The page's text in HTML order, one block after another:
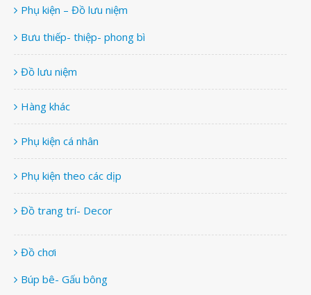
Phụ kiện – Đồ lưu niệm
Bưu thiếp- thiệp- phong bì
Đồ lưu niệm
Hàng khác
Phụ kiện cá nhân
Phụ kiện theo các dịp
Đồ trang trí- Decor
Đồ chơi
Búp bê- Gấu bông